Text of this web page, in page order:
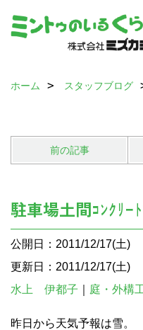
ホーム スタッフブログ
前の記事
駐車場土間ｺﾝｸﾘｰ
公開日：2011/12/17(土)
更新日：2011/12/17(土)
水上 伊都子
庭・外構
昨日から天気予報は雪。